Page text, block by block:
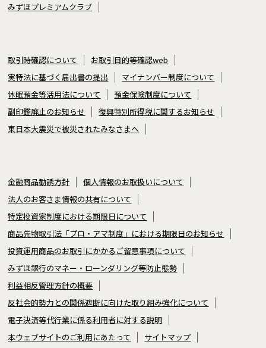
みずほプレミアムクラブ
取引時確認について
お取引目的等確認web
実特法に基づく届出書の提出
マイナンバー制度について
休眠預金等活用法について
預金保険制度について
副印鑑廃止のお知らせ
復興特別所得税に関するお知らせ
東日本大震災で被災されたみなさまへ
金融商品勧誘方針
個人情報のお取扱いについて
法人のお客さま情報の共有について
特定投資家制度における期限日について
商品先物取引法「プロ・アマ制度」における期限日のお知らせ
投資運用商品のお取引にかかるご留意事項について
みずほ銀行のマネー・ローンダリング等防止態勢
利益相反管理方針の概要
反社会的勢力との関係遮断に向けた取り組み強化について
電子決済等代行業に係る利用者に対する説明
本ウェブサイトのご利用にあたって
サイトマップ